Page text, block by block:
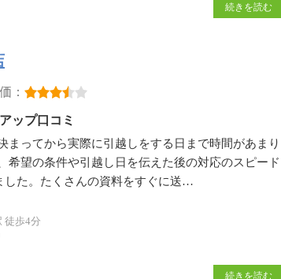
続きを読む
：
ップ口コミ
まってから実際に引越しをする日まで時間があまり
希望の条件や引越し日を伝えた後の対応のスピード
した。たくさんの資料をすぐに送…
徒歩4分
続きを読む